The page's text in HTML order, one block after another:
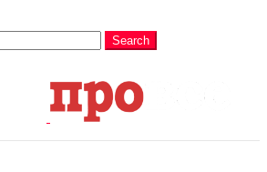
Search